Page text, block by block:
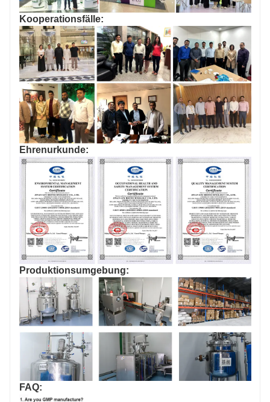
Kooperationsfälle:
Ehrenurkunde:
Produktionsumgebung:
FAQ: